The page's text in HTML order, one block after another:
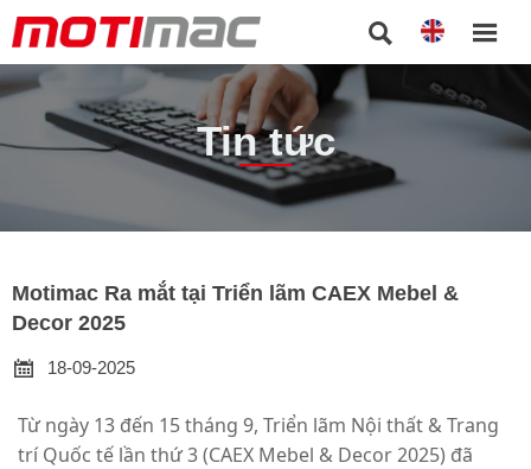
 
Tin tức
Motimac Ra mắt tại Triển lãm CAEX Mebel &
Decor 2025

18-09-2025
Từ ngày 13 đến 15 tháng 9, Triển lãm Nội thất & Trang
trí Quốc tế lần thứ 3 (CAEX Mebel & Decor 2025) đã